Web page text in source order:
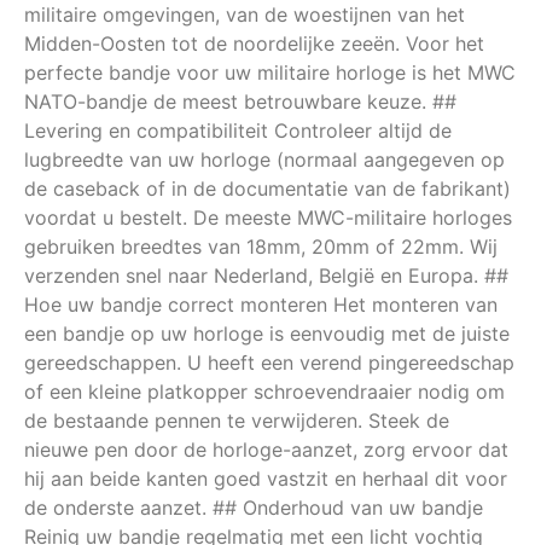
militaire omgevingen, van de woestijnen van het
Midden-Oosten tot de noordelijke zeeën. Voor het
perfecte bandje voor uw militaire horloge is het MWC
NATO-bandje de meest betrouwbare keuze. ##
Levering en compatibiliteit Controleer altijd de
lugbreedte van uw horloge (normaal aangegeven op
de caseback of in de documentatie van de fabrikant)
voordat u bestelt. De meeste MWC-militaire horloges
gebruiken breedtes van 18mm, 20mm of 22mm. Wij
verzenden snel naar Nederland, België en Europa. ##
Hoe uw bandje correct monteren Het monteren van
een bandje op uw horloge is eenvoudig met de juiste
gereedschappen. U heeft een verend pingereedschap
of een kleine platkopper schroevendraaier nodig om
de bestaande pennen te verwijderen. Steek de
nieuwe pen door de horloge-aanzet, zorg ervoor dat
hij aan beide kanten goed vastzit en herhaal dit voor
de onderste aanzet. ## Onderhoud van uw bandje
Reinig uw bandje regelmatig met een licht vochtig